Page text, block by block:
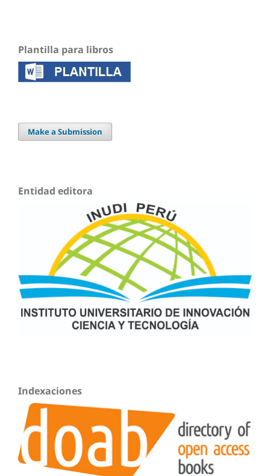
Plantilla para libros
Make a Submission
Entidad editora
Indexaciones